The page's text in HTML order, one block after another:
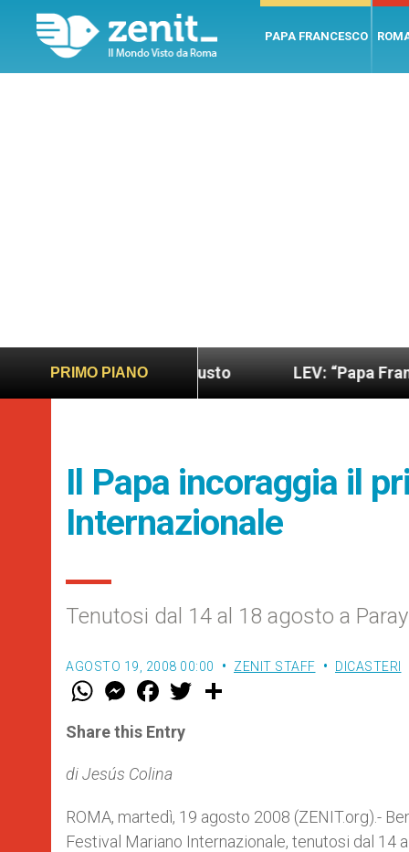
PAPA FRANCESCO
PRIMO PIANO
più sano e giusto LEV: “Papa Francesco.
Il Papa incoraggia il
Internazionale
Tenutosi dal 14 al 18 agosto a
AGOSTO 19, 2008 00:00 ZENIT STAFF DICASTERI
W
t
s
p
p
M
e
s
e
g
e
F
a
e
b
o
k
w
Share this Entry
di Jesús Colina
ROMA, martedì, 19 agosto 2008 (ZENIT.org).-
Festival Mariano Internazionale, tenutosi dal 14